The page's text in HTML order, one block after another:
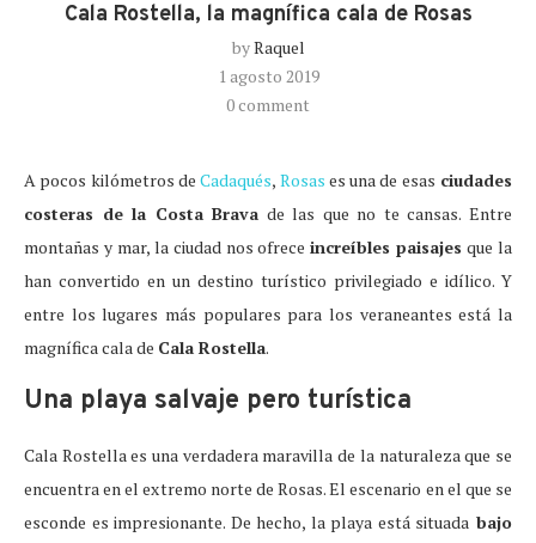
Cala Rostella, la magnífica cala de Rosas
byRaquel
1 agosto 2019
0 comment
A pocos kilómetros deCadaqués, Rosas es una de esas ciudades
costeras de la Costa Brava de las que no te cansas. Entre
montañas y mar, la ciudad nos ofreceincreíbles paisajes que la
han convertido en un destino turístico privilegiado e idílico. Y
entre los lugares más populares para los veraneantes está la
magnífica cala de Cala Rostella.
Una playa salvaje pero turística
Cala Rostella es una verdadera maravilla de la naturaleza que se
encuentra en el extremo norte de Rosas. El escenario en el que se
esconde es impresionante. De hecho, la playa está situada bajo